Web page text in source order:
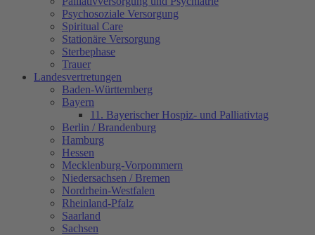
Psychosoziale Versorgung
Spiritual Care
Stationäre Versorgung
Sterbephase
Trauer
Landesvertretungen
Baden-Württemberg
Bayern
11. Bayerischer Hospiz- und Palliativtag
Berlin / Brandenburg
Hamburg
Hessen
Mecklenburg-Vorpommern
Niedersachsen / Bremen
Nordrhein-Westfalen
Rheinland-Pfalz
Saarland
Sachsen